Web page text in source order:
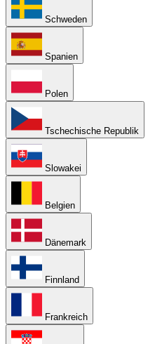
Schweden
Spanien
Polen
Tschechische Republik
Slowakei
Belgien
Dänemark
Finnland
Frankreich